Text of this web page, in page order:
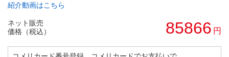
紹介動画はこちら
ネット販売
価格（税込）
85866 円